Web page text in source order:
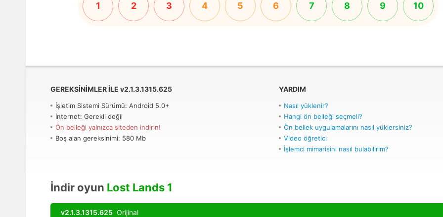
1 2 3 4 5 6 7 8 9 10
GEREKSINIMLER ILE v2.1.3.1315.625
İşletim Sistemi Sürümü: Android 5.0+
İnternet: Gerekli değil
Ön belleği yalnızca siteden indirin!
Boş alan gereksinimi: 580 Mb
YARDIM
Nasıl yüklenir?
Hangi ön belleği seçmeli?
Ön bellek uygulamalarını nasıl yüklersiniz?
Video öğretici
İşlemci mimarisini nasıl bulabilirim?
İndir oyun Lost Lands 1
v2.1.3.1315.625 Orijinal